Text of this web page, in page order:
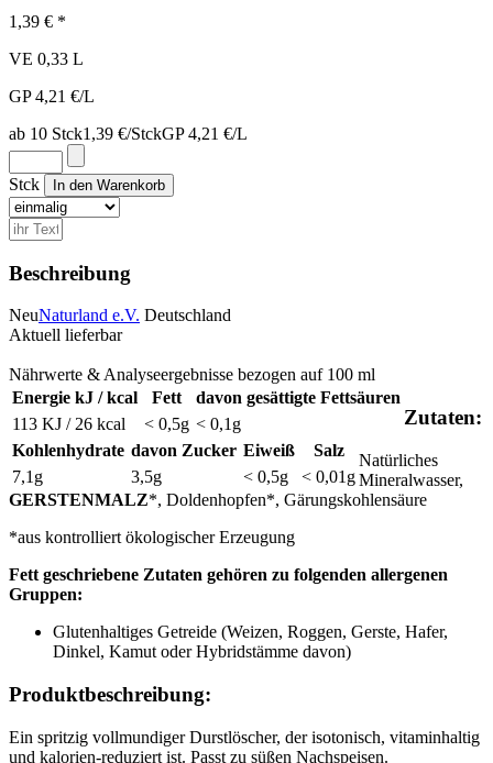
1,39 € *
VE 0,33 L
GP 4,21 €/L
ab 10 Stck1,39 €/StckGP 4,21 €/L
Stck
Beschreibung
NeuNaturland e.V. Deutschland
Aktuell lieferbar
Nährwerte & Analyseergebnisse bezogen auf 100 ml
Energie kJ / kcal
113 KJ / 26 kcal
Fett
< 0,5g
davon gesättigte Fettsäuren
< 0,1g
Kohlenhydrate
7,1g
davon Zucker
3,5g
Eiweiß
< 0,5g
Salz
< 0,01g
Zutaten:
Natürliches
Mineralwasser,
GERSTENMALZ*, Doldenhopfen*, Gärungskohlensäure
*aus kontrolliert ökologischer Erzeugung
Fett geschriebene Zutaten gehören zu folgenden allergenen
Gruppen:
Glutenhaltiges Getreide (Weizen, Roggen, Gerste, Hafer,
Dinkel, Kamut oder Hybridstämme davon)
Produktbeschreibung:
Ein spritzig vollmundiger Durstlöscher, der isotonisch, vitaminhaltig
und kalorien-reduziert ist. Passt zu süßen Nachspeisen.